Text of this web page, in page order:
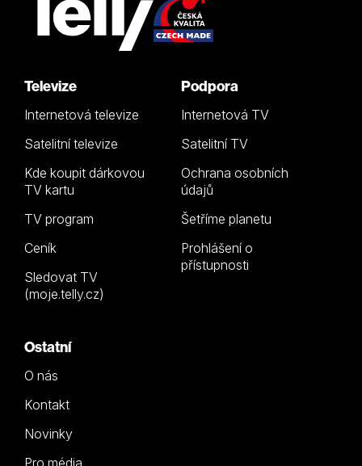
Televize
Internetová televize
Satelitní televize
Kde koupit dárkovou
TV kartu
TV program
Ceník
Sledovat TV
(moje.telly.cz)
Podpora
Internetová TV
Satelitní TV
Ochrana osobních
údajů
Šetříme planetu
Prohlášení o
přístupnosti
Ostatní
O nás
Kontakt
Novinky